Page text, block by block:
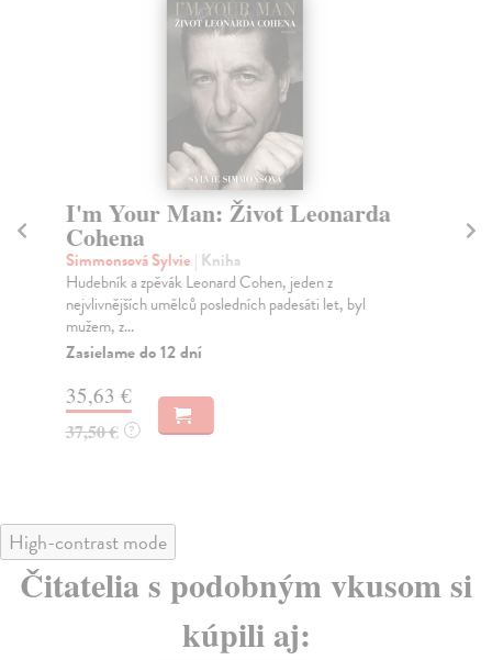
I'm Your Man: Život Leonarda
Cohena
Simmonsová Sylvie | Kniha
Hudebník a zpěvák Leonard Cohen, jeden z
nejvlivnějších umělců posledních padesáti let, byl
mužem, z...
Zasielame do 12 dní
35,63 €
37,50 € ?
High-contrast mode
Čitatelia s podobným vkusom si
kúpili aj: